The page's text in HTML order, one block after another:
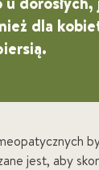
dla
jest, aby